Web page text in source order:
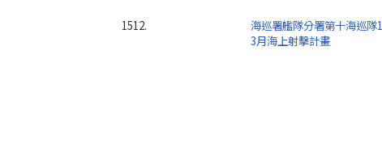
1512.
海巡署艦隊分署第十海巡隊
3月海上射擊計畫